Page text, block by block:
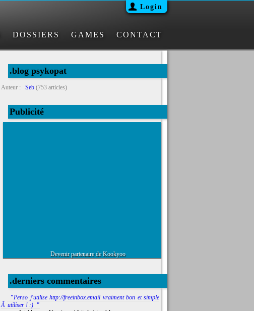
Login
DOSSIERS GAMES CONTACT
.blog psykopat
Auteur : Seb (753 articles)
Publicité
Devenir partenaire de Kookyoo
.derniers commentaires
"Perso j'utilise http://freeinbox.email vraiment bon et simple
Ã utiliser ! :) "